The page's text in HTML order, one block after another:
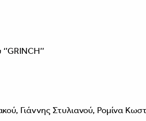
Γιάννης Στυλιανού, Ρομίνα